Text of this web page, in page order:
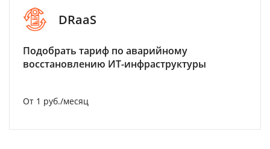
DRaaS
Подобрать тариф по аварийному
восстановлению ИТ-инфраструктуры
От 1 руб./месяц